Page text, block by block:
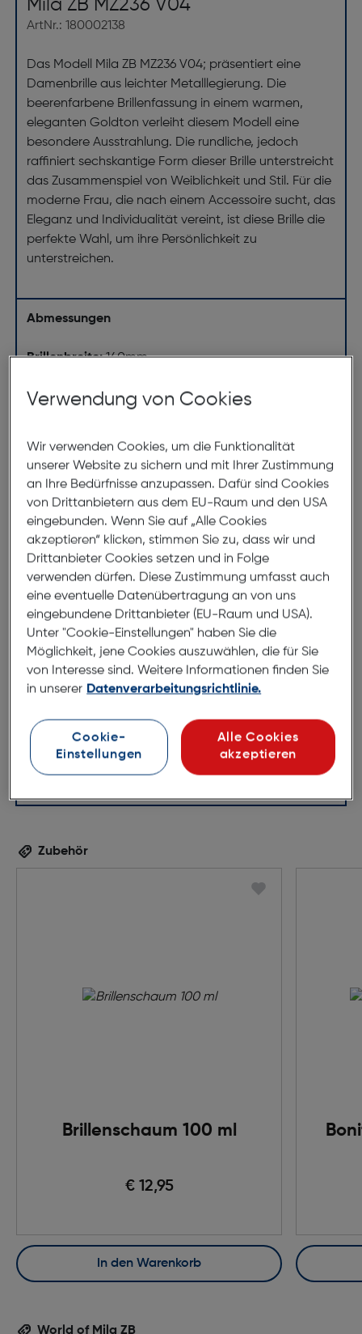
Mila ZB MZ236 V04
ArtNr.: 180002138
Das Modell Mila ZB MZ236 V04; präsentiert eine
Damenbrille aus leichter Metalllegierung. Die
beerenfarbene Brillenfassung in einem warmen,
eleganten Goldton verleiht diesem Modell eine
besondere Ausstrahlung. Die rundliche, jedoch
raffiniert sechskantige Form dieser Brille unterstreicht
das Zusammenspiel von Weiblichkeit und Stil. Für die
moderne Frau, die nach einem Accessoire sucht, das
Eleganz und Individualität vereint, ist diese Brille die
perfekte Wahl, um ihre Persönlichkeit zu
unterstreichen.
Abmessungen
Brillenbreite:140mm
Glasbreite:54mm
(individuell ausrichtbar)
140mm
18mm
54mm
140mm
Zubehör
Brillenschaum 100 ml
€ 12,95
In den Warenkorb
World of Mila ZB
Verwendung von Cookies
Wir verwenden Cookies, um die Funktionalität
unserer Website zu sichern und mit Ihrer Zustimmung
an Ihre Bedürfnisse anzupassen. Dafür sind Cookies
von Drittanbietern aus dem EU-Raum und den USA
eingebunden. Wenn Sie auf „Alle Cookies
akzeptieren“ klicken, stimmen Sie zu, dass wir und
Drittanbieter Cookies setzen und in Folge
verwenden dürfen. Diese Zustimmung umfasst auch
eine eventuelle Datenübertragung an von uns
eingebundene Drittanbieter (EU-Raum und USA).
Unter "Cookie-Einstellungen" haben Sie die
Möglichkeit, jene Cookies auszuwählen, die für Sie
von Interesse sind. Weitere Informationen finden Sie
in unserer Datenverarbeitungsrichtlinie.
Cookie-
Einstellungen
Alle Cookies
akzeptieren